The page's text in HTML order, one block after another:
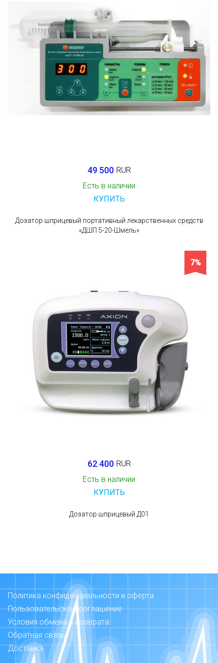
49 500 RUR
Есть в наличии
КУПИТЬ
Дозатор шприцевый портативный лекарственных средств
«ДШП 5-20-Шмель»
7%
62 400 RUR
Есть в наличии
КУПИТЬ
Дозатор шприцевый Д01
Политика конфиденциальности и оферта
Пользовательское соглашение
Условия обмена и возврата
Обратная связь
Доставка